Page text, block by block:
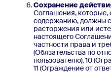
Сохранение
Соглашения, которые,
содержанию, должны
расторжения или
настоящего
частности права и
(Обязательства по
пользователю), 10
11 (Ограждение от